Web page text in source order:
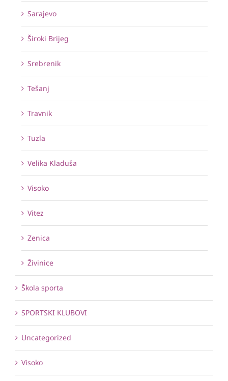
Sarajevo
Široki Brijeg
Srebrenik
Tešanj
Travnik
Tuzla
Velika Kladuša
Visoko
Vitez
Zenica
Živinice
Škola sporta
SPORTSKI KLUBOVI
Uncategorized
Visoko